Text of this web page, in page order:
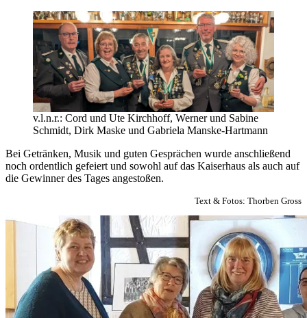
v.l.n.r.: Cord und Ute Kirchhoff, Werner und Sabine
Schmidt, Dirk Maske und Gabriela Manske-Hartmann
Bei Getränken, Musik und guten Gesprächen wurde anschließend
noch ordentlich gefeiert und sowohl auf das Kaiserhaus als auch auf
die Gewinner des Tages angestoßen.
Text & Fotos: Thorben Gross